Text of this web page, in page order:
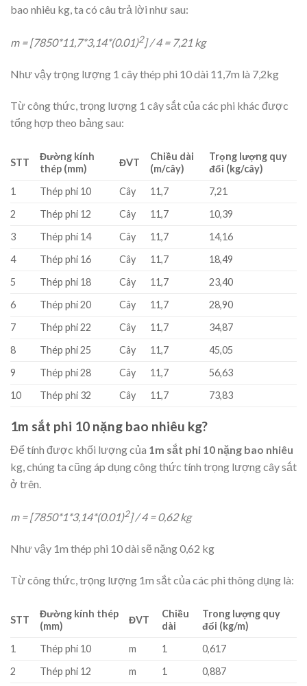
bao nhiêu kg, ta có câu trả lời như sau:
m = [7850*11,7*3,14*(0.01)2] / 4 = 7,21 kg
Như vậy trọng lượng 1 cây thép phi 10 dài 11,7m là 7,2kg
Từ công thức, trọng lượng 1 cây sắt của các phi khác được
tổng hợp theo bảng sau:
STT
Đường kính
thép (mm)
ĐVT
Chiều dài
(m/cây)
Trọng lượng quy
đổi (kg/cây)
1
Thép phi 10 Cây 11,7
7,21
2
Thép phi 12 Cây 11,7
10,39
3
Thép phi 14 Cây 11,7
14,16
4
Thép phi 16 Cây 11,7
18,49
5
Thép phi 18 Cây 11,7
23,40
6
Thép phi 20 Cây 11,7
28,90
7
Thép phi 22 Cây 11,7
34,87
8
Thép phi 25 Cây 11,7
45,05
9
Thép phi 28 Cây 11,7
56,63
10
Thép phi 32 Cây 11,7 73,83
1m sắt phi 10 nặng bao nhiêu kg?
Để tính được khối lượng của 1m sắt phi 10 nặng bao nhiêu
kg, chúng ta cũng áp dụng công thức tính trọng lượng cây sắt
ở trên.
m = [7850*1*3,14*(0.01)2] / 4 = 0,62 kg
Như vậy 1m thép phi 10 dài sẽ nặng 0,62 kg
Từ công thức, trọng lượng 1m sắt của các phi thông dụng là:
STT
Đường kính thép
(mm)
ĐVT
Chiều
dài
Trong lượng quy
đổi (kg/m)
1
Thép phi 10 m 1
0,617
2
Thép phi 12 m 1 0,887